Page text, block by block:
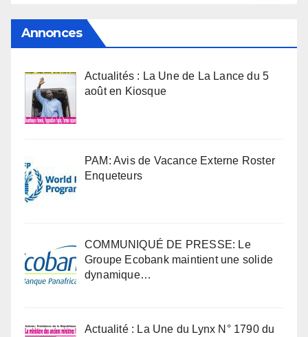
Annonces
Actualités : La Une de La Lance du 5
août en Kiosque
PAM: Avis de Vacance Externe Roster
Enqueteurs
COMMUNIQUÉ DE PRESSE: Le
Groupe Ecobank maintient une solide
dynamique…
Actualité : La Une du Lynx N° 1790 du